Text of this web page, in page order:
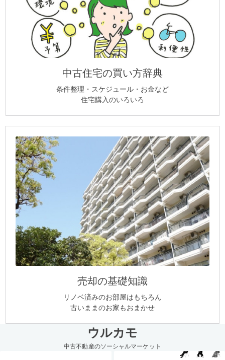
中古住宅の買い方辞典
条件整理・スケジュール・お金など
住宅購入のいろいろ
売却の基礎知識
リノベ済みのお部屋はもちろん
古いままのお家もおまかせ
ウルカモ
中古不動産のソーシャルマーケット